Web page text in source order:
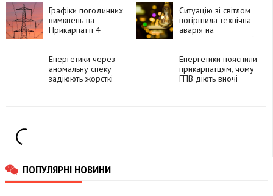
ступеня
Графіки погодинних
вимкнень на
Прикарпатті 4
Ситуацію зі світлом
погіршила технічна
аварія на
Енергетики через
аномальну спеку
задіюють жорсткі
Енергетики пояснили
прикарпатцям, чому
ГПВ діють вночі
ПОПУЛЯРНІ НОВИНИ